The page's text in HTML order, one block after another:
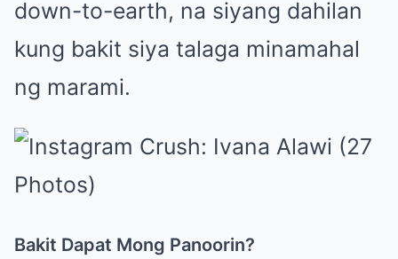
down-to-earth, na siyang dahilan
kung bakit siya talaga minamahal
ng marami.
Bakit Dapat Mong Panoorin?